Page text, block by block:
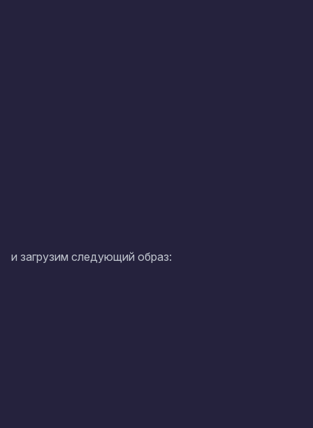
и загрузим следующий образ: